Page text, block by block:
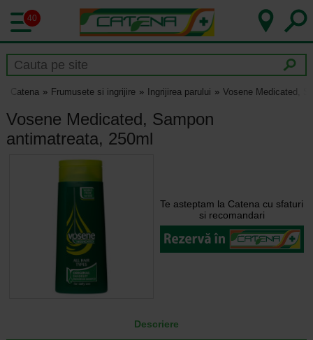
40
Catena Frumusete si ingrijire Ingrijirea parului Vosene Medicated,
Vosene Medicated, Sampon
antimatreata, 250ml
Te asteptam la Catena cu sfaturi
si recomandari
Descriere